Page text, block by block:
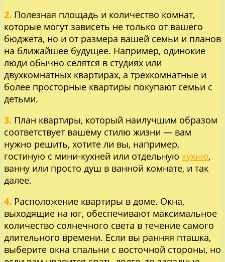
2. Полезная площадь и количество комнат,
которые могут зависеть не только от вашего
бюджета, но и от размера вашей семьи и планов
на ближайшее будущее. Например, одинокие
люди обычно селятся в студиях или
двухкомнатных квартирах, а трехкомнатные и
более просторные квартиры покупают семьи с
детьми.
3. План квартиры, который наилучшим образом
соответствует вашему стилю жизни — вам
нужно решить, хотите ли вы, например,
гостиную с мини-кухней или отдельную кухню,
ванну или просто душ в ванной комнате, и так
далее.
4. Расположение квартиры в доме. Окна,
выходящие на юг, обеспечивают максимальное
количество солнечного света в течение самого
длительного времени. Если вы ранняя пташка,
выберите окна спальни с восточной стороны, но